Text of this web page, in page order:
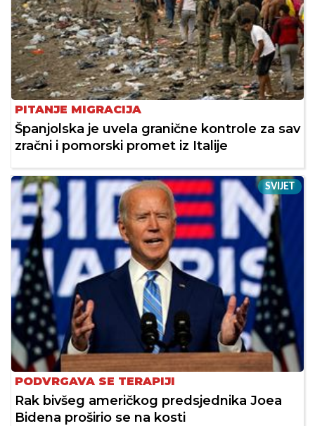
PITANJE MIGRACIJA
Španjolska je uvela granične kontrole za sav
zračni i pomorski promet iz Italije
SVIJET
PODVRGAVA SE TERAPIJI
Rak bivšeg američkog predsjednika Joea
Bidena proširio se na kosti